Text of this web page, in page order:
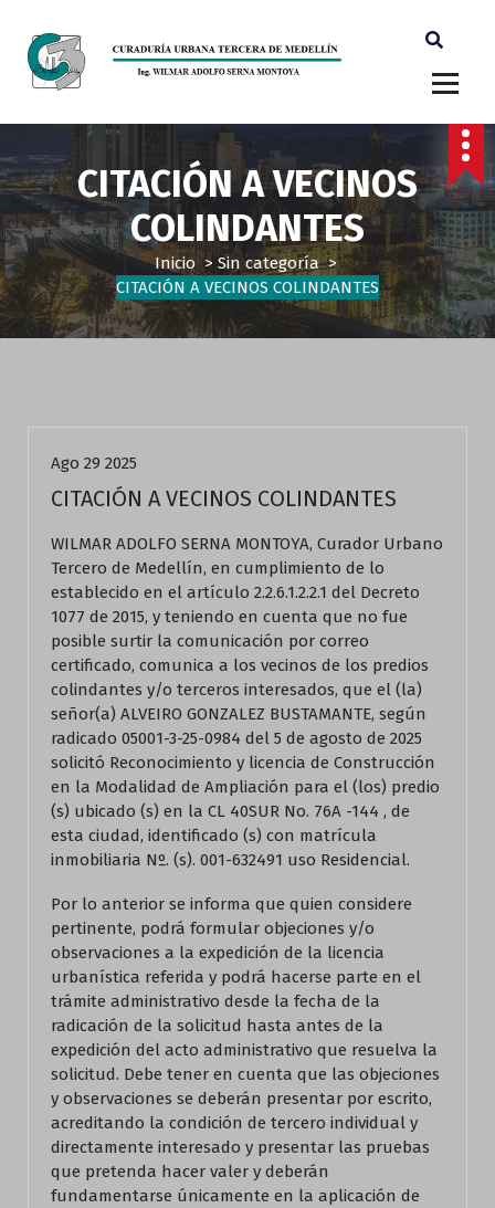
CITACIÓN A VECINOS
COLINDANTES
Inicio>Sin categoría>
CITACIÓN A VECINOS COLINDANTES
Ago 29 2025
CITACIÓN A VECINOS COLINDANTES
WILMAR ADOLFO SERNA MONTOYA, Curador Urbano
Tercero de Medellín, en cumplimiento de lo
establecido en el artículo 2.2.6.1.2.2.1 del Decreto
1077 de 2015, y teniendo en cuenta que no fue
posible surtir la comunicación por correo
certificado, comunica a los vecinos de los predios
colindantes y/o terceros interesados, que el (la)
señor(a) ALVEIRO GONZALEZ BUSTAMANTE, según
radicado 05001-3-25-0984 del 5 de agosto de 2025
solicitó Reconocimiento y licencia de Construcción
en la Modalidad de Ampliación para el (los) predio
(s) ubicado (s) en la CL 40SUR No. 76A -144 , de
esta ciudad, identificado (s) con matrícula
inmobiliaria Nº. (s). 001-632491 uso Residencial.
Por lo anterior se informa que quien considere
pertinente, podrá formular objeciones y/o
observaciones a la expedición de la licencia
urbanística referida y podrá hacerse parte en el
trámite administrativo desde la fecha de la
radicación de la solicitud hasta antes de la
expedición del acto administrativo que resuelva la
solicitud. Debe tener en cuenta que las objeciones
y observaciones se deberán presentar por escrito,
acreditando la condición de tercero individual y
directamente interesado y presentar las pruebas
que pretenda hacer valer y deberán
fundamentarse únicamente en la aplicación de